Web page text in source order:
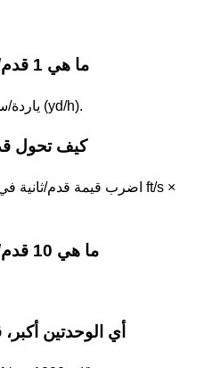
ما هي 1 قدم/ثانية بوحدة ياردة/ساعة؟
1 قدم/ثانية (ft/s) = 1200 ياردة/ساعة (yd/h).
كيف تحول
ما هي 10 قدم/ثانية بوحدة ياردة/ساعة؟
أي الوحدتين